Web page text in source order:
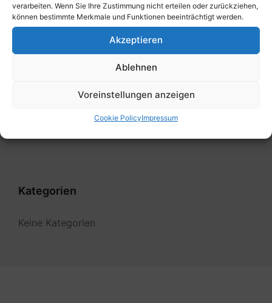
verarbeiten. Wenn Sie Ihre Zustimmung nicht erteilen oder zurückziehen,
können bestimmte Merkmale und Funktionen beeinträchtigt werden.
Akzeptieren
Ablehnen
Voreinstellungen anzeigen
Cookie PolicyImpressum
Filter
Filter
Kategorien
Keine Kategorien